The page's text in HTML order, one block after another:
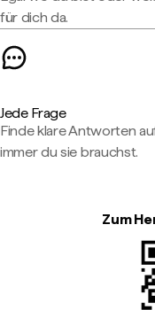
für dich da.
Jede Frage
Finde klare Antworten
immer du sie brauchst.
Zum